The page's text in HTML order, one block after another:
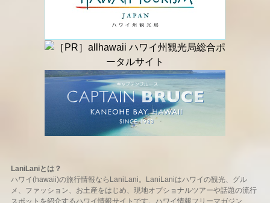
LaniLaniとは？
ハワイ(hawaii)の旅行情報ならLaniLani。LaniLaniはハワイの観光、グル
メ、ファッション、お土産をはじめ、現地オプショナルツアーや話題の流行
スポットを紹介するハワイ情報サイトです。ハワイ情報フリーマガジン